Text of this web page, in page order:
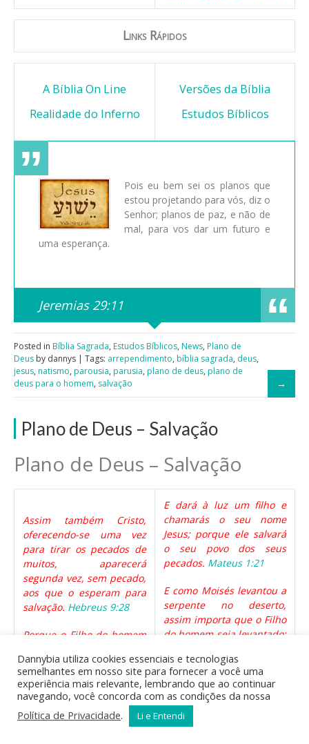
Links Rápidos
A Bíblia On Line
Realidade do Inferno
Versões da Bíblia
Estudos Bíblicos
Pois eu bem sei os planos que
estou projetando para vós, diz o
Senhor; planos de paz, e não de
mal, para vos dar um futuro e
uma esperança.
Jeremias 29:11
Posted in Bíblia Sagrada, Estudos Bíblicos, News, Plano de
Deus by dannys | Tags: arrependimento, bíblia sagrada, deus,
jesus, natismo, parousia, parusia, plano de deus, plano de
deus para o homem, salvação
Plano de Deus – Salvação
Plano de Deus – Salvação
Assim também Cristo,
oferecendo-se uma vez
para tirar os pecados de
muitos, aparecerá
segunda vez, sem pecado,
aos que o esperam para
salvação. Hebreus 9:28
Porque o Filho do homem
se havia perdido. Lucas
19:10
Porque isto é o meu
sangue, o sangue do novo
E dará à luz um filho e
chamarás o seu nome
Jesus; porque ele salvará
o seu povo dos seus
pecados. Mateus 1:21
E como Moisés levantou a
serpente no deserto,
assim importa que o Filho
do homem seja levantado;
nele crê tenha a vida
eterna. Porque Deus
amou o mundo de tal
maneira que deu o seu
Filho unigênito, para que
Dannybia utiliza cookies essenciais e tecnologias
semelhantes em nosso site para fornecer a você uma
experiência mais relevante, lembrando que ao continuar
navegando, você concorda com as condições da nossa
Política de Privacidade. Li e Entendi